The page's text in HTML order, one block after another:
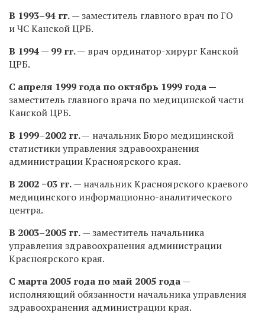
В 1993–94 гг. — заместитель главного врач по ГО
и ЧС Канской ЦРБ.
В 1994 — 99 гг. — врач ординатор-хирург Канской
ЦРБ.
С апреля 1999 года по октябрь 1999 года —
заместитель главного врача по медицинской части
Канской ЦРБ.
В 1999–2002 гг.— начальник Бюро медицинской
статистики управления здравоохранения
администрации Красноярского края.
В 2002 −03 гг.— начальник Красноярского краевого
медицинского информационно-аналитического
центра.
В 2003–2005 гг. — заместитель начальника
управления здравоохранения администрации
Красноярского края.
С марта 2005 года по май 2005 года—
исполняющий обязанности начальника управления
здравоохранения администрации края.